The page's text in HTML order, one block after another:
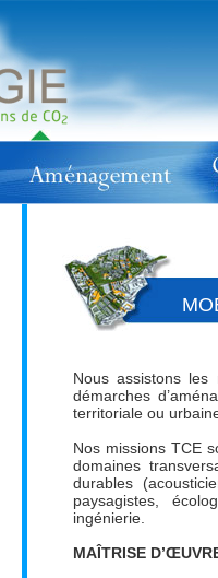
Nous assistons les
démarches
territoriale ou
Nos missions TCE
domaines
durables
paysagistes,
ingénierie.
MAÎTRISE